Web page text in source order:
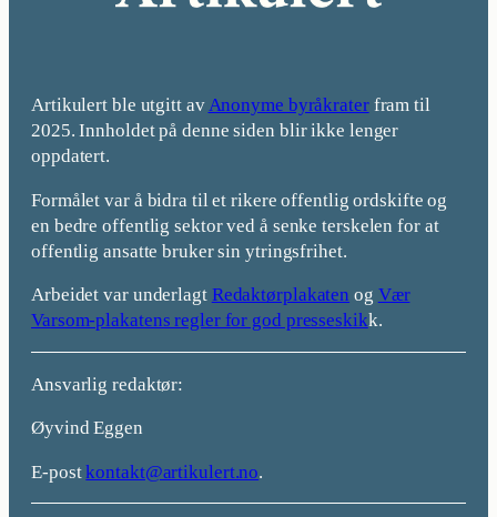
Artikulert ble utgitt avAnonyme byråkraterfram til
2025. Innholdet på denne siden blir ikke lenger
oppdatert.
Formålet var å bidra til et rikere offentlig ordskifte og
en bedre offentlig sektor ved å senke terskelen for at
offentlig ansatte bruker sin ytringsfrihet.
Arbeidet var underlagt Redaktørplakaten og Vær
Varsom-plakatens regler for god presseskikk.
Ansvarlig redaktør:
Øyvind Eggen
E-postkontakt@artikulert.no.